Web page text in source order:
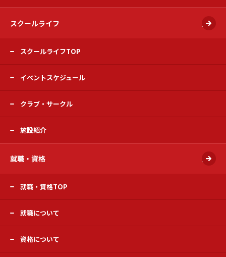
スクールライフ 開く
スクールライフTOP
イベントスケジュール
クラブ・サークル
施設紹介
就職・資格 開く
就職・資格TOP
就職について
資格について